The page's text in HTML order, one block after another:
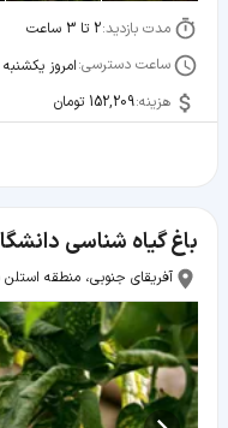
مدت بازدید:2 تا 3 ساعت
ساعت دسترسی:امروز یکشنبه 8:00 صبح تا 18:00
هزینه:152,209 تومان
باغ گیاه شناسی